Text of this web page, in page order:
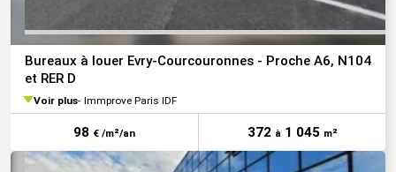
Bureaux à louer Evry-Courcouronnes - Proche A6, N104
et RER D
Voir plus Immprove Paris IDF
98 € /m²/an 372 à1 045 m²